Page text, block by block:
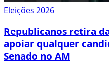
Eleições 2026
Republicanos retira
apoiar qualquer
Senado no AM